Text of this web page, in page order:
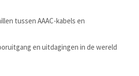
tussen AAAC-kabels en
en uitdagingen in de wereld